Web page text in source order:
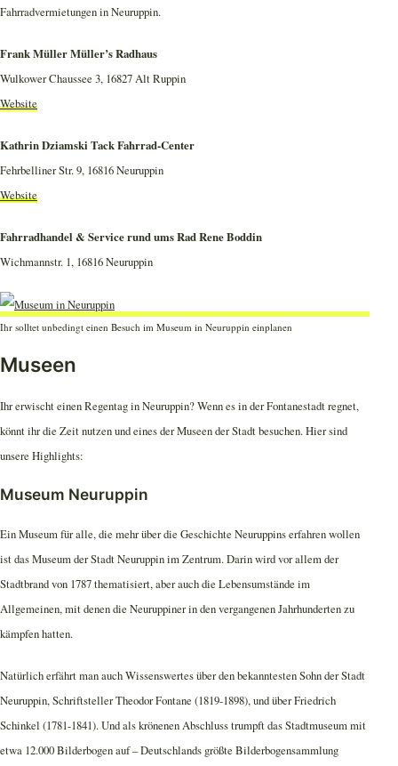
Fahrradvermietungen in Neuruppin.
Frank Müller Müller’s Radhaus
Wulkower Chaussee 3, 16827 Alt Ruppin
Website
Kathrin Dziamski Tack Fahrrad-Center
Fehrbelliner Str. 9, 16816 Neuruppin
Website
Fahrradhandel & Service rund ums Rad Rene Boddin
Wichmannstr. 1, 16816 Neuruppin
Ihr solltet unbedingt einen Besuch im Museum in Neuruppin einplanen
Museen
Ihr erwischt einen Regentag in Neuruppin? Wenn es in der Fontanestadt regnet,
könnt ihr die Zeit nutzen und eines der Museen der Stadt besuchen. Hier sind
unsere Highlights:
Museum Neuruppin
Ein Museum für alle, die mehr über die Geschichte Neuruppins erfahren wollen
ist das Museum der Stadt Neuruppin im Zentrum. Darin wird vor allem der
Stadtbrand von 1787 thematisiert, aber auch die Lebensumstände im
Allgemeinen, mit denen die Neuruppiner in den vergangenen Jahrhunderten zu
kämpfen hatten.
Natürlich erfährt man auch Wissenswertes über den bekanntesten Sohn der Stadt
Neuruppin, Schriftsteller Theodor Fontane (1819-1898), und über Friedrich
Schinkel (1781-1841). Und als krönenen Abschluss trumpft das Stadtmuseum mit
etwa 12.000 Bilderbogen auf – Deutschlands größte Bilderbogensammlung